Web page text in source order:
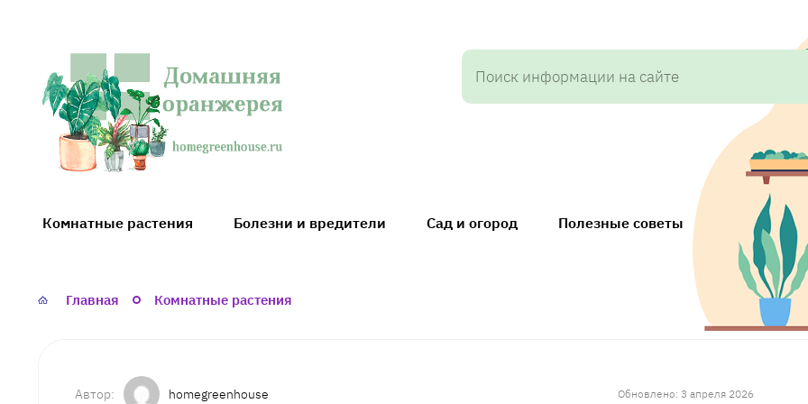
Домашняя
оранжерея
Комнатные растения Болезни и вредители Сад и огород Полезные советы
Главная Комнатные растения
homegreenhouse Обновлено: 3 апреля 2026